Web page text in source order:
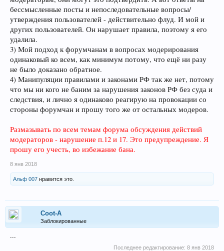
бессмысленные посты и непоследовательные вопросы/
утверждения пользователей - действительно флуд. И мой и
других пользователей. Он нарушает правила, поэтому я его
удалила.
3) Мой подход к форумчанам в вопросах модерирования
одинаковый ко всем, как минимум потому, что ещё ни разу
не было доказано обратное.
4) Манипуляции правилами и законами РФ так же нет, потому
что мы ни кого не баним за нарушения законов РФ без суда и
следствия, и лично я одинаково реагирую на провокации со
стороны форумчан и прошу того же от остальных модеров.
Размазывать по всем темам форума обсуждения действий
модераторов - нарушение п.12 и 17. Это предупреждение. Я
прошу его учесть, во избежание бана.
8 янв 2018
Альф 007 нравится это.
Coot-A
Заблокированные
...
Последнее редактирование: 8 янв 2018